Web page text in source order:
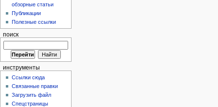
обзорные статьи
Публикации
Полезные ссылки
поиск
инструменты
Ссылки сюда
Связанные правки
Загрузить файл
Спецстраницы